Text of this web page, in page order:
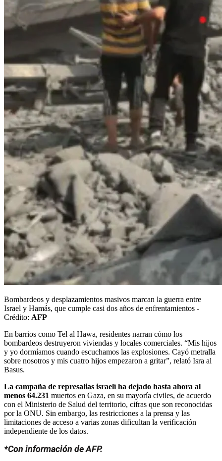
Bombardeos y desplazamientos masivos marcan la guerra entre
Israel y Hamás, que cumple casi dos años de enfrentamientos -
Crédito: AFP
En barrios como Tel al Hawa, residentes narran cómo los
bombardeos destruyeron viviendas y locales comerciales. “Mis hijos
y yo dormíamos cuando escuchamos las explosiones. Cayó metralla
sobre nosotros y mis cuatro hijos empezaron a gritar”, relató Isra al
Basus.
La campaña de represalias israelí ha dejado hasta ahora al
menos 64.231 muertos en Gaza, en su mayoría civiles, de acuerdo
con el Ministerio de Salud del territorio, cifras que son reconocidas
por la ONU. Sin embargo, las restricciones a la prensa y las
limitaciones de acceso a varias zonas dificultan la verificación
independiente de los datos.
*Con información de AFP.